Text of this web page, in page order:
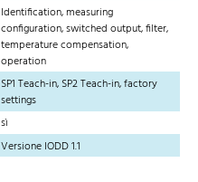
Identification, measuring
configuration, switched output, filter,
temperature compensation,
operation
SP1 Teach-in, SP2 Teach-in, factory
settings
sì
Versione IODD 1.1